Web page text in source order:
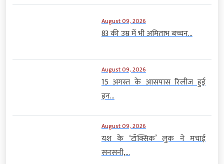
August 09, 2026
83 की उम्र में भी अमिताभ बच्चन...
August 09, 2026
15 अगस्त के आसपास रिलीज हुई
इन...
August 09, 2026
यश के ‘टॉक्सिक’ लुक ने मचाई
सनसनी,...